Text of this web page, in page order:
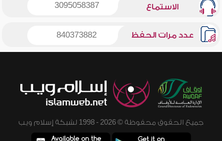
الاستماع 3095058387
عدد مرات الحفظ 840373882
جميع الحقوق محفوظة © 2026 - 1998 لشبكة إسلام ويب